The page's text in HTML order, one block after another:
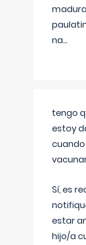
na...
tengo
estoy
Sí, es
estar
hijo/a